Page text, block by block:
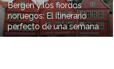
Bergen y los fiordos
noruegos: El itinerario
perfecto de una semana